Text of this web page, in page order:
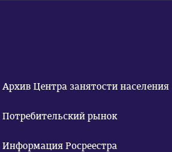
Архив Центра занятости населения
Потребительский рынок
Информация Росреестра